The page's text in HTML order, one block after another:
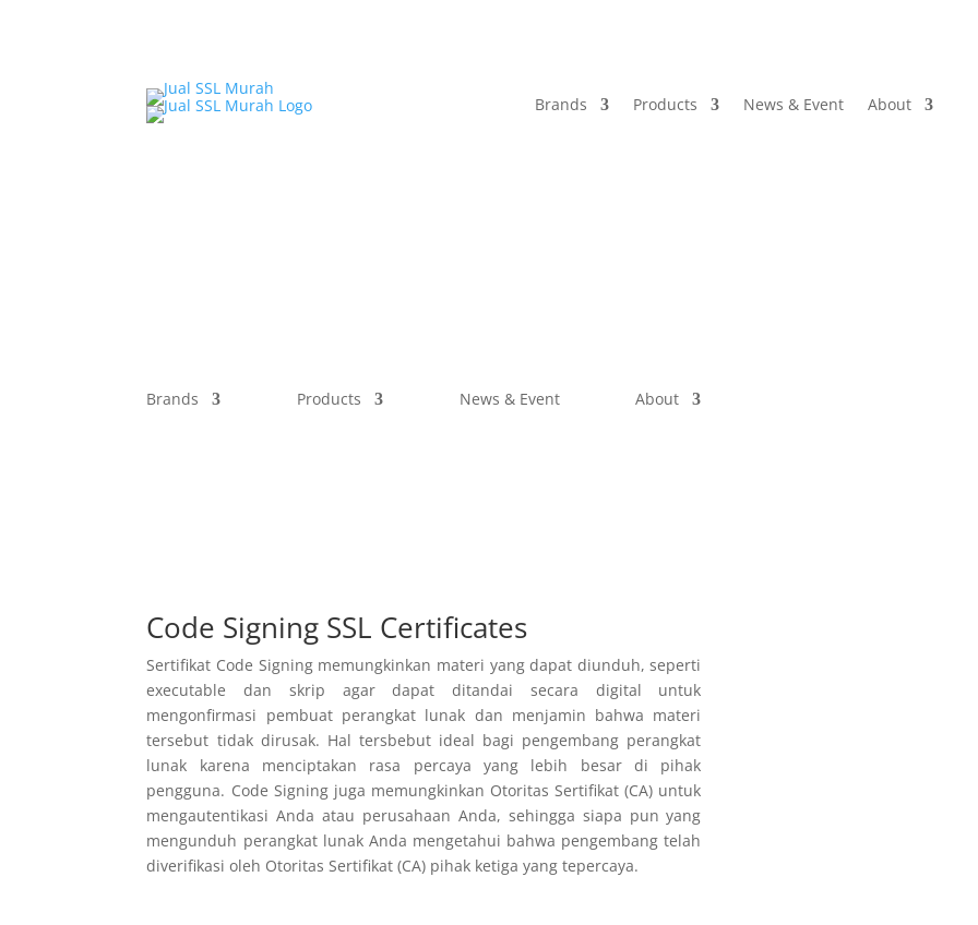
Brands Products News & Event About
Brands Products News & Event About
Code Signing SSL Certificates
Sertifikat Code Signing memungkinkan materi yang dapat diunduh, seperti
executable dan skrip agar dapat ditandai secara digital untuk
mengonfirmasi pembuat perangkat lunak dan menjamin bahwa materi
tersebut tidak dirusak. Hal tersbebut ideal bagi pengembang perangkat
lunak karena menciptakan rasa percaya yang lebih besar di pihak
pengguna. Code Signing juga memungkinkan Otoritas Sertifikat (CA) untuk
mengautentikasi Anda atau perusahaan Anda, sehingga siapa pun yang
mengunduh perangkat lunak Anda mengetahui bahwa pengembang telah
diverifikasi oleh Otoritas Sertifikat (CA) pihak ketiga yang tepercaya.